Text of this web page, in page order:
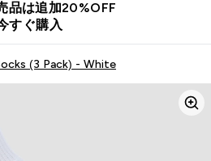
品は追加20%OFF
すぐ購入
(3 Pack) - White